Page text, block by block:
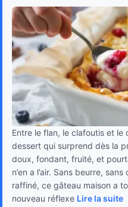
Entre le flan, le clafoutis et le
dessert qui surprend dès la
doux, fondant, fruité, et
n’en a l’air. Sans beurre,
raffiné, ce gâteau maison a
nouveau réflexe Lire la suite